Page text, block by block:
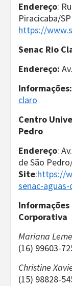
Endereço:
Piracicaba/SP
https://
Senac Rio
Endereço:
Informações:
claro
Centro
Pedro
Endereço:
de São
Site:https://
senac-
Corporativa
Mariana
(16) 99603-
Christine
(15) 98828-